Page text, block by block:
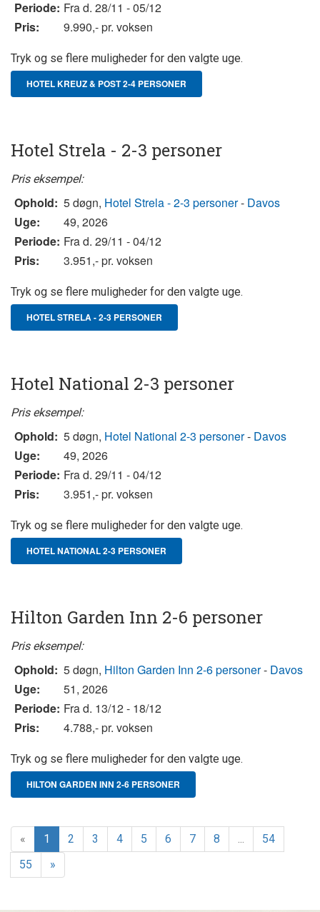
Periode: Fra d. 28/11 - 05/12
Pris:
9.990,- pr. voksen
Tryk og se flere muligheder for den valgte uge.
HOTEL KREUZ & POST 2-4 PERSONER
Hotel Strela - 2-3 personer
Pris eksempel:
Ophold: 5 døgn, Hotel Strela - 2-3 personer- Davos
Uge:
49, 2026
Periode: Fra d. 29/11 - 04/12
Pris:
3.951,- pr. voksen
Tryk og se flere muligheder for den valgte uge.
HOTEL STRELA - 2-3 PERSONER
Hotel National 2-3 personer
Pris eksempel:
Ophold: 5 døgn, Hotel National 2-3 personer- Davos
Uge:
49, 2026
Periode: Fra d. 29/11 - 04/12
Pris:
3.951,- pr. voksen
Tryk og se flere muligheder for den valgte uge.
HOTEL NATIONAL 2-3 PERSONER
Hilton Garden Inn 2-6 personer
Pris eksempel:
Ophold: 5 døgn, Hilton Garden Inn 2-6 personer- Davos
Uge:
51, 2026
Periode: Fra d. 13/12 - 18/12
Pris:
4.788,- pr. voksen
Tryk og se flere muligheder for den valgte uge.
HILTON GARDEN INN 2-6 PERSONER
« 1 2 3 4 5 6 7 8 ...
54
55
»